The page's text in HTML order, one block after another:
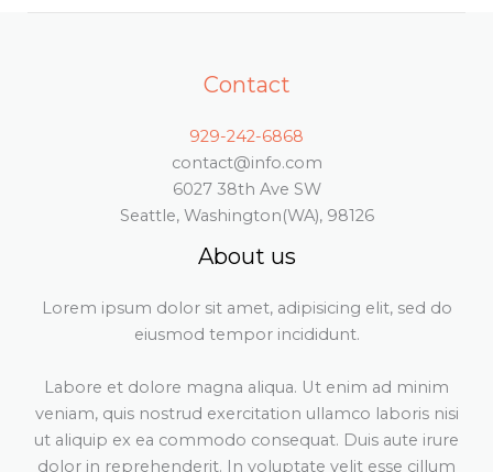
Contact
929-242-6868
contact@info.com
6027 38th Ave SW
Seattle, Washington(WA), 98126
About us
Lorem ipsum dolor sit amet, adipisicing elit, sed do
eiusmod tempor incididunt.
Labore et dolore magna aliqua. Ut enim ad minim
veniam, quis nostrud exercitation ullamco laboris nisi
ut aliquip ex ea commodo consequat. Duis aute irure
dolor in reprehenderit. In voluptate velit esse cillum